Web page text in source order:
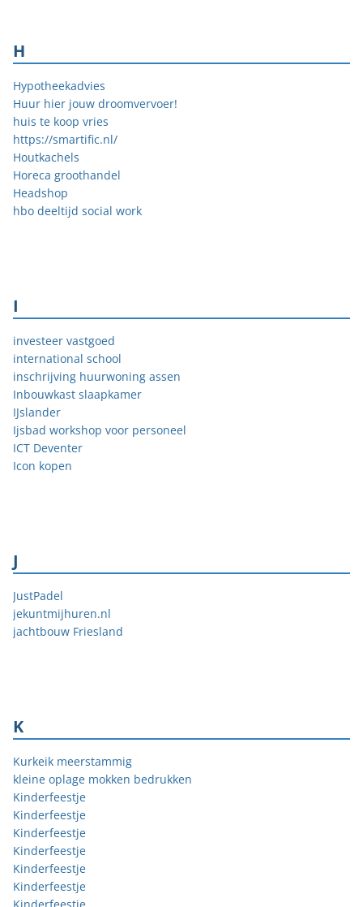
H
Hypotheekadvies
Huur hier jouw droomvervoer!
huis te koop vries
https://smartific.nl/
Houtkachels
Horeca groothandel
Headshop
hbo deeltijd social work
I
investeer vastgoed
international school
inschrijving huurwoning assen
Inbouwkast slaapkamer
IJslander
Ijsbad workshop voor personeel
ICT Deventer
Icon kopen
J
JustPadel
jekuntmijhuren.nl
jachtbouw Friesland
K
Kurkeik meerstammig
kleine oplage mokken bedrukken
Kinderfeestje
Kinderfeestje
Kinderfeestje
Kinderfeestje
Kinderfeestje
Kinderfeestje